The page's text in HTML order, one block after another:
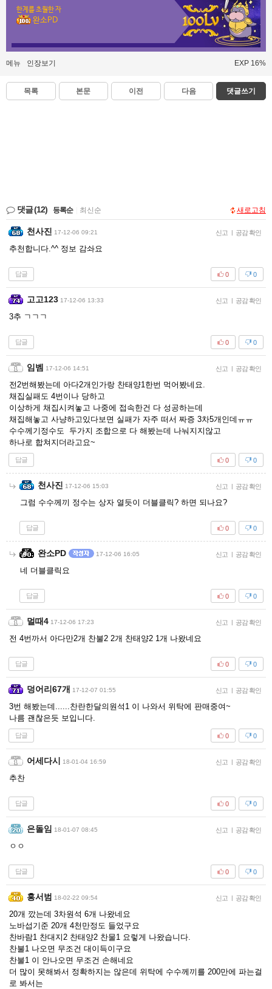
한계를 초월한 자
완소PD
메뉴 인장보기 EXP 16%
목록 본문 이전 다음 댓글쓰기
댓글(12) 등록순 최신순 새로고침
천사진 17-12-06 09:21 신고 | 공감 확인
추천합니다.^^ 정보 감솨요
답글 0
0
고고123 17-12-06 13:33 신고 | 공감 확인
3추 ㄱㄱㄱ
답글 0
0
임벰 17-12-06 14:51 신고 | 공감 확인
전2번해봤는데 아다2개인가랑 찬태양1한번 먹어봤네요.
채집실패도 4번이나 당하고
이상하게 채집시켜놓고 나중에 접속한건 다 성공하는데
채집해놓고 사냥하고있다보면 실패가 자주 떠서 짜증 3차5개인데ㅠㅠ
수수께기정수도 두가지 조합으로 다 해봤는데 나눠지지않고
하나로 합쳐지더라고요~
답글 0
0
천사진 17-12-06 15:03 신고 | 공감 확인
그럼 수수께끼 정수는 상자 열듯이 더블클릭? 하면 되나요?
답글 0
0
완소PD 17-12-06 16:05 신고 | 공감 확인
네 더블클릭요
답글 0
0
멀때4 17-12-06 17:23 신고 | 공감 확인
전 4번까서 아다만2개 찬불2 2개 찬태양2 1개 나왔네요
답글 0
0
덩어리67개 17-12-07 01:55 신고 | 공감 확인
3번 해봤는데......찬란한달의원석1 이 나와서 위탁에 판매중여~
나름 괜찮은듯 보입니다.
답글 0
0
어세다시 18-01-04 16:59 신고 | 공감 확인
추찬
답글 0
0
은돌임 18-01-07 08:45 신고 | 공감 확인
ㅇㅇ
답글 0
0
홍서범 18-02-22 09:54 신고 | 공감 확인
20개 깠는데 3차원석 6개 나왔네요
노바섭기준 20개 4천만정도 들었구요
찬바람1 찬대지2 찬태양2 찬물1 요렇게 나왔습니다.
찬불1 나오면 무조건 대이득이구요
찬불1 이 안나오면 무조건 손해네요
더 많이 못해봐서 정확하지는 않은데 위탁에 수수께끼를 200만에 파는걸
로 봐서는